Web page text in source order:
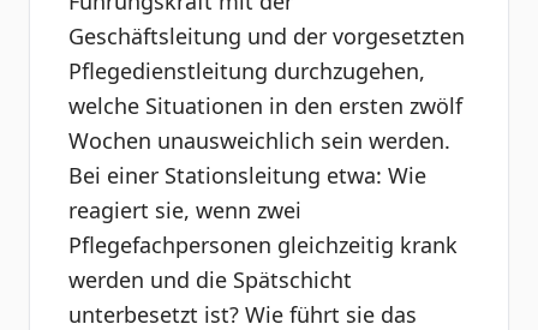
Geschäftsleitung und der vorgesetzten
Pflegedienstleitung durchzugehen,
welche Situationen in den ersten zwölf
Wochen unausweichlich sein werden.
Bei einer Stationsleitung etwa: Wie
reagiert sie, wenn zwei
Pflegefachpersonen gleichzeitig krank
werden und die Spätschicht
unterbesetzt ist? Wie führt sie das